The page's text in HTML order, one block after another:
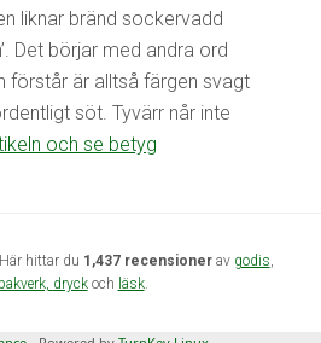
liknar bränd sockervadd
Det börjar med andra ord
förstår är alltså färgen svagt
söt. Tyvärr når inte
och se betyg
. Här hittar du 1,437 recensionerav godis
bakverk, dryckoch läsk.